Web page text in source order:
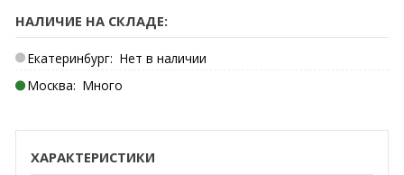
НАЛИЧИЕ НА СКЛАДЕ:
Екатеринбург: Нет в наличии
Москва: Много
ХАРАКТЕРИСТИКИ